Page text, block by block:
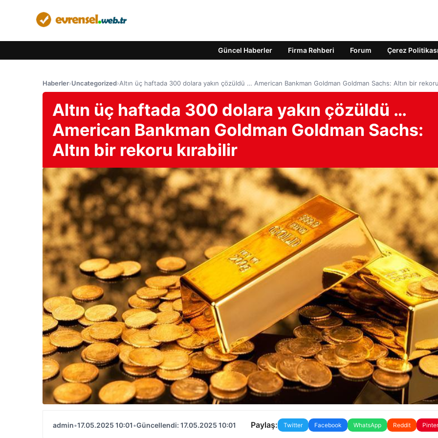
Güncel Haberler Firma Rehberi Forum Çerez Politikası
Haberler›Uncategorized›Altın üç haftada 300 dolara yakın çözüldü … American Bankman Goldman Goldman Sachs: Altın bir
Altın üç haftada 300 dolara yakın çözüldü …
American Bankman Goldman Goldman Sachs:
Altın bir rekoru kırabilir
admin•17.05.2025 10:01•Güncellendi: 17.05.2025 10:01 Paylaş: Twitter Facebook WhatsApp Reddit